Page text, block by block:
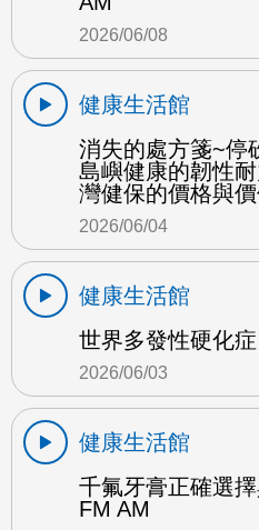
2026/06/08
健康生活館
消失的處方箋~停
島嶼健康的韌性
灣健保的價格與
2026/06/04
健康生活館
世界多發性硬化
2026/06/03
健康生活館
千氟牙膏正確選
FM AM